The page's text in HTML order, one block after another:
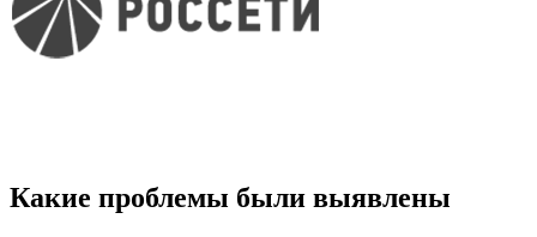
Какие проблемы были выявлены